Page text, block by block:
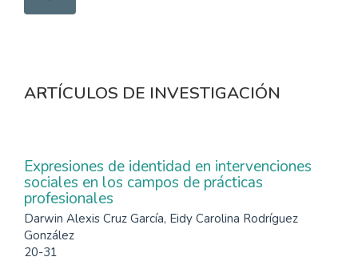
ARTÍCULOS DE INVESTIGACIÓN
Expresiones de identidad en intervenciones
sociales en los campos de prácticas
profesionales
Darwin Alexis Cruz García, Eidy Carolina Rodríguez
González
20-31